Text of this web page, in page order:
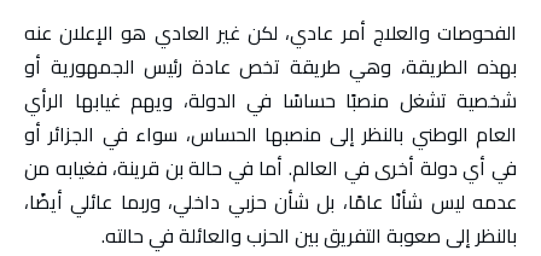
الفحوصات والعلاج أمر عادي، لكن غير العادي هو الإعلان عنه
بهذه الطريقة، وهي طريقة تخص عادة رئيس الجمهورية أو
شخصية تشغل منصبًا حساسًا في الدولة، ويهم غيابها الرأي
العام الوطني بالنظر إلى منصبها الحساس، سواء في الجزائر أو
في أي دولة أخرى في العالم. أما في حالة بن قرينة، فغيابه من
عدمه ليس شأنًا عامًا، بل شأن حزبي داخلي، وربما عائلي أيضًا،
بالنظر إلى صعوبة التفريق بين الحزب والعائلة في حالته.